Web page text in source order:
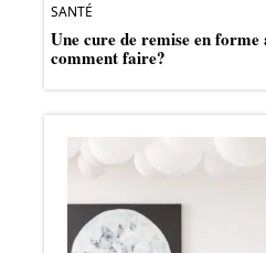
SANTÉ
Une cure de remise en forme
comment faire?